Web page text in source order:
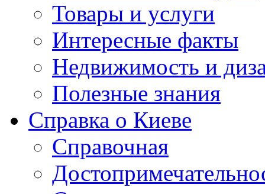
Товары и услуги
Интересные факты
Недвижимость и
Полезные знания
Справка о Киеве
Справочная